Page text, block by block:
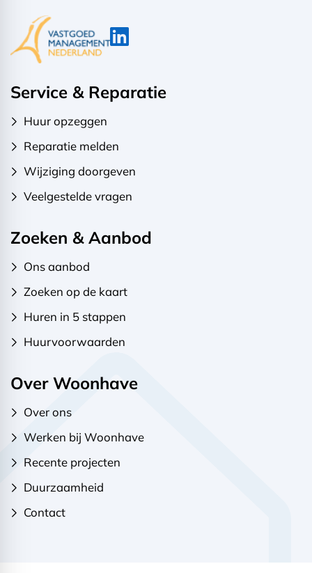
Service & Reparatie
Huur opzeggen
Reparatie melden
Wijziging doorgeven
Veelgestelde vragen
Zoeken & Aanbod
Ons aanbod
Zoeken op de kaart
Huren in 5 stappen
Huurvoorwaarden
Over Woonhave
Over ons
Werken bij Woonhave
Recente projecten
Duurzaamheid
Contact